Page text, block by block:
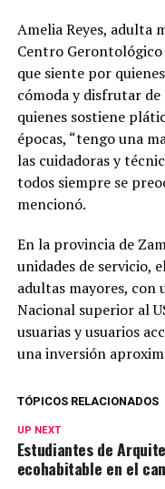
Amelia Reyes, adulta
Centro
que siente por
cómoda y disfrutar de
quienes sostiene
épocas, “tengo una
las cuidadoras y
todos siempre se
mencionó.
En la provincia de
unidades de servicio,
adultas mayores, con
Nacional superior al
usuarias y usuarios
una inversión
TÓPICOS RELACIONADOS
UP NEXT
Estudiantes de
ecohabitable en el